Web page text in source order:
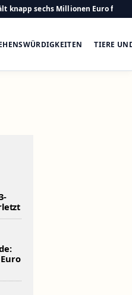
knapp sechs Millionen Euro für
TIERE